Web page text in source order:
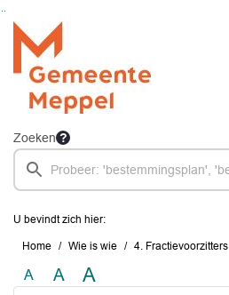
Ga naar de inhoud van deze pagina
Ga naar het zoeken
Ga naar het menu
Zoeken
U bevindt zich hier:
Home Wie is wie 4. Fractievoorzitters
A A A